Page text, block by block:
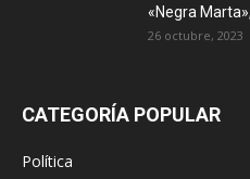
«Negra
26 octubre, 2023
CATEGORÍA POPULAR
Política